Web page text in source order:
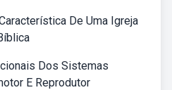
De Uma Igreja
Dos Sistemas
E Reprodutor